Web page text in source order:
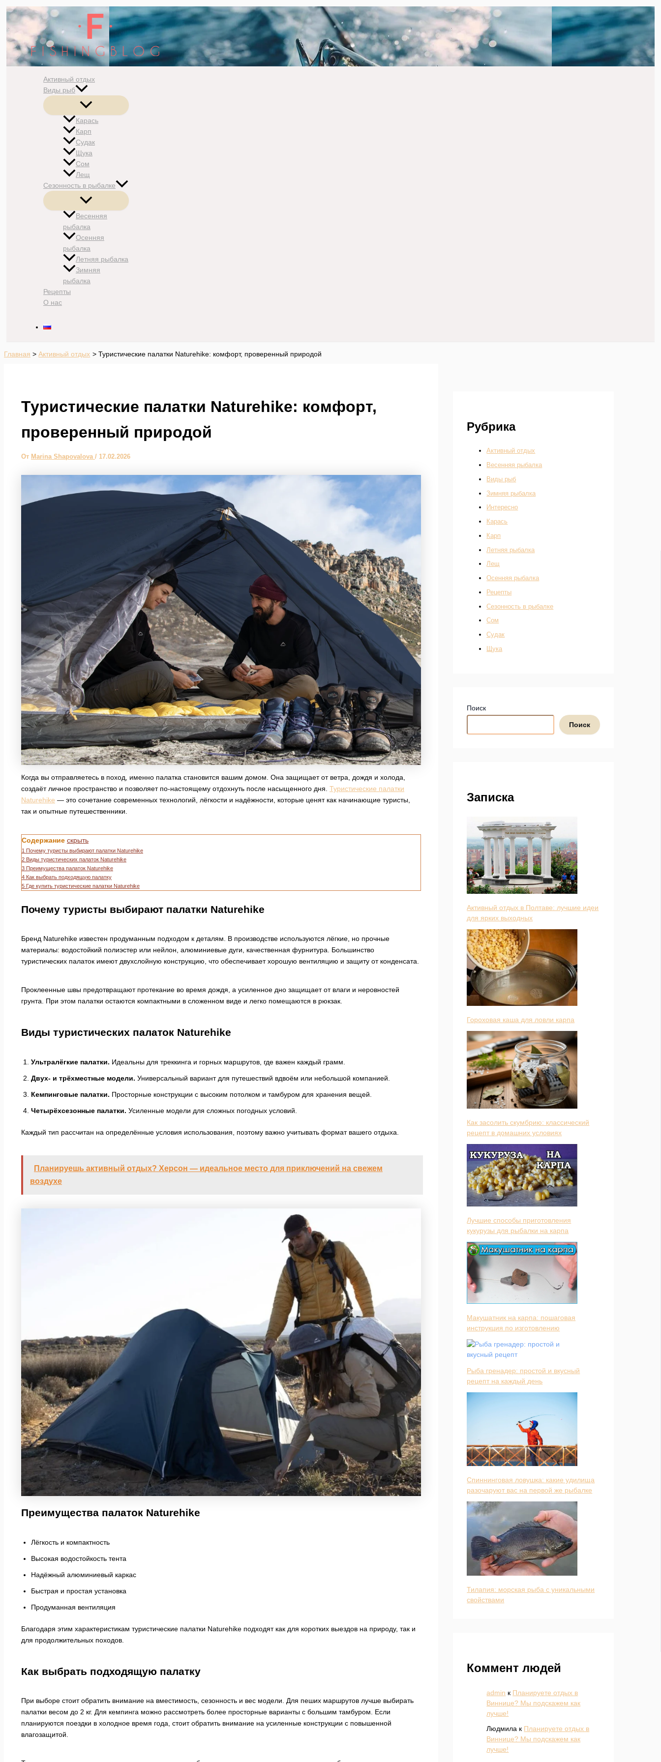
Перейти
содержимому
Активный отдых
Виды рыб
Переключатель
меню
Карась
Карп
Судак
Щука
Сом
Лещ
Сезонность в рыбалке
Переключатель
меню
Весенняя
рыбалка
Осенняя
рыбалка
Летняя рыбалка
Зимняя
рыбалка
Рецепты
О нас
Главная Активный отдых Туристические палатки Naturehike: комфорт, проверенный природой
Туристические палатки Naturehike: комфорт,
проверенный природой
От Marina Shapovalova / 17.02.2026
Когда вы отправляетесь в поход, именно палатка становится вашим домом. Она защищает от ветра, дождя и холода,
создаёт личное пространство и позволяет по-настоящему отдохнуть после насыщенного дня. Туристические палатки
Naturehike — это сочетание современных технологий, лёгкости и надёжности, которые ценят как начинающие туристы,
так и опытные путешественники.
Содержание скрыть
1 Почему туристы выбирают палатки Naturehike
2 Виды туристических палаток Naturehike
3 Преимущества палаток Naturehike
4 Как выбрать подходящую палатку
5 Где купить туристические палатки Naturehike
Почему туристы выбирают палатки Naturehike
Бренд Naturehike известен продуманным подходом к деталям. В производстве используются лёгкие, но прочные
материалы: водостойкий полиэстер или нейлон, алюминиевые дуги, качественная фурнитура. Большинство
туристических палаток имеют двухслойную конструкцию, что обеспечивает хорошую вентиляцию и защиту от конденсата.
Проклеенные швы предотвращают протекание во время дождя, а усиленное дно защищает от влаги и неровностей
грунта. При этом палатки остаются компактными в сложенном виде и легко помещаются в рюкзак.
Виды туристических палаток Naturehike
Ультралёгкие палатки. Идеальны для треккинга и горных маршрутов, где важен каждый грамм.
Двух- и трёхместные модели. Универсальный вариант для путешествий вдвоём или небольшой компанией.
Кемпинговые палатки. Просторные конструкции с высоким потолком и тамбуром для хранения вещей.
Четырёхсезонные палатки. Усиленные модели для сложных погодных условий.
Каждый тип рассчитан на определённые условия использования, поэтому важно учитывать формат вашего отдыха.
Планируешь активный отдых? Херсон — идеальное место для приключений на свежем
воздухе
Преимущества палаток Naturehike
Лёгкость и компактность
Высокая водостойкость тента
Надёжный алюминиевый каркас
Быстрая и простая установка
Продуманная вентиляция
Благодаря этим характеристикам туристические палатки Naturehike подходят как для коротких выездов на природу, так и
для продолжительных походов.
Как выбрать подходящую палатку
При выборе стоит обратить внимание на вместимость, сезонность и вес модели. Для пеших маршрутов лучше выбирать
палатки весом до 2 кг. Для кемпинга можно рассмотреть более просторные варианты с большим тамбуром. Если
планируются поездки в холодное время года, стоит обратить внимание на усиленные конструкции с повышенной
влагозащитой.
Рубрика
Активный отдых
Весенняя рыбалка
Виды рыб
Зимняя рыбалка
Интересно
Карась
Карп
Летняя рыбалка
Лещ
Осенняя рыбалка
Рецепты
Сезонность в рыбалке
Сом
Судак
Щука
Поиск
Поиск
Записка
Активный отдых в Полтаве: лучшие идеи
для ярких выходных
Гороховая каша для ловли карпа
Как засолить скумбрию: классический
рецепт в домашних условиях
Лучшие способы приготовления
кукурузы для рыбалки на карпа
Макушатник на карпа: пошаговая
инструкция по изготовлению
Рыба гренадер: простой и вкусный
рецепт на каждый день
Спиннинговая ловушка: какие удилища
разочаруют вас на первой же рыбалке
Тилапия: морская рыба с уникальными
свойствами
Коммент людей
admin к Планируете отдых в
Виннице? Мы подскажем как
лучше!
Людмила к Планируете отдых в
Виннице? Мы подскажем как
лучше!